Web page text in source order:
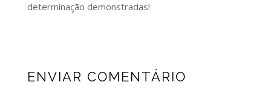
determinação demonstradas!
ENVIAR COMENTÁRIO